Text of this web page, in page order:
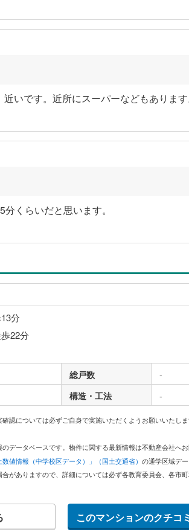
いです。近所にスーパーなどもあります
くらいだと思います。
分
22分
総戸数
-
構造・工法 -
認については必ずご自身で実施いただくようお願いいたしま
ータベースです。物件に関する最新情報は不動産会社へお
数値情報（中学校区データ）」（国土交通省） の通学区域デ
ありますので、詳細については必ず各教育委員会、各市町
このマンションのクチコ